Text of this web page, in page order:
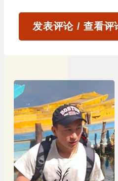
发表评论 / 查看评